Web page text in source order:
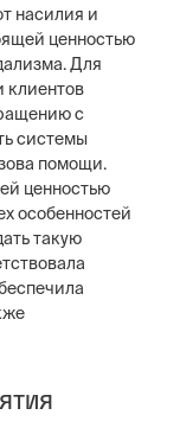
насилия и
ценностью
Для
клиентов
с
системы
помощи.
ценностью
особенностей
такую